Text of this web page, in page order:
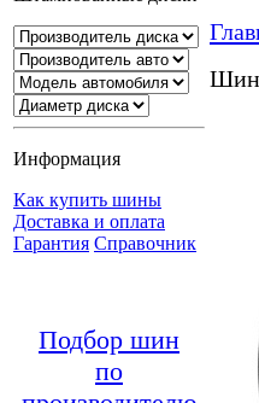
Информация
Как купить шины
Доставка и оплата
Гарантия Справочник
Подбор шин
по